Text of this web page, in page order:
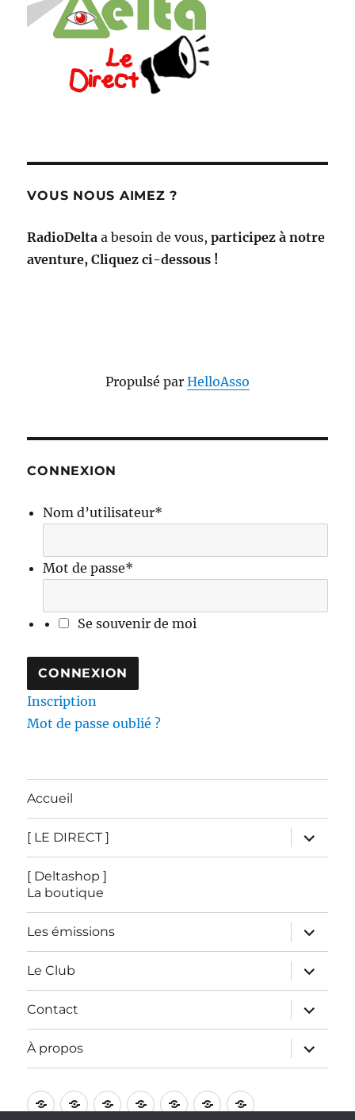
VOUS NOUS AIMEZ ?
RadioDelta a besoin de vous,participez à notre
aventure, Cliquez ci-dessous !
Propulsé par HelloAsso
CONNEXION
Nom d’utilisateur*
Mot de passe*
Se souvenir de moi
Inscription
Mot de passe oublié ?
Accueil
[ LE DIRECT ]
ouvrir
le
sous-
[ Deltashop ]
La boutique
Les émissions
ouvrir
le
sous-
menu
Le Club
ouvrir
le
sous-
menu
Contact
ouvrir
le
sous-
menu
À propos
ouvrir
le
sous-
Accueil
[
[
Les
Le
Contact
À